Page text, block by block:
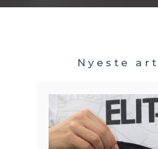
Nyeste